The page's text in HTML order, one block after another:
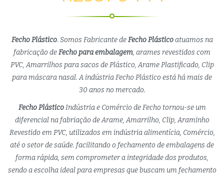
Fecho Plástico. Somos Fabricante deFecho Plásticoatuamos na
fabricação deFecho para embalagem, arames revestidos com
PVC, Amarrilhos para sacos de Plástico, Arame Plastificado, Clip
para máscara nasal. A indústria Fecho Plástico está há mais de
30 anos no mercado.
Fecho PlásticoIndústria e Comércio de Fecho tornou-se um
diferencial na fabriação de Arame, Amarrilho, Clip, Araminho
Revestido em PVC, utilizados em indústria alimentícia, Comércio,
até o setor de saúde. facilitando o fechamento de embalagens de
forma rápida, sem comprometer a integridade dos produtos,
sendo a escolha ideal para empresas que buscam um fechamento